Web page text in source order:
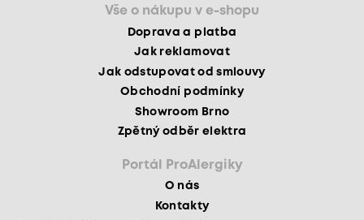
Vše o nákupu v e-shopu
Doprava a platba
Jak reklamovat
Jak odstupovat od smlouvy
Obchodní podmínky
Showroom Brno
Zpětný odběr elektra
Portál ProAlergiky
O nás
Kontakty